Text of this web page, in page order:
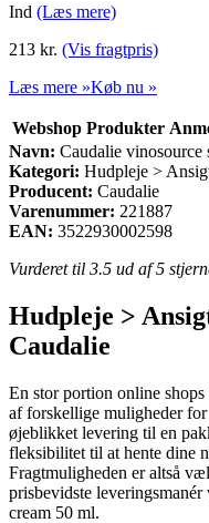
Ind (Læs mere)
213 kr. (Vis fragtpris)
Læs mere »Køb nu »
Webshop Produkter
Navn: Caudalie vinosource
Kategori: Hudpleje >
Producent: Caudalie
Varenummer: 221887
EAN: 3522930002598
Vurderet til 3.5 ud af 5
Hudpleje >
Caudalie
En stor portion online
af forskellige muligheder
øjeblikket levering til en
fleksibilitet til at hente dine
Fragtmuligheden er altså
prisbevidste
cream 50 ml.